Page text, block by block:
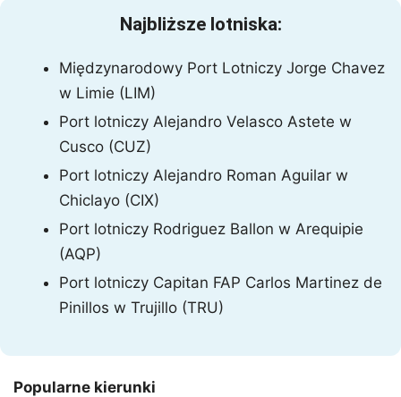
Najbliższe lotniska:
Międzynarodowy Port Lotniczy Jorge Chavez
w Limie (LIM)
Port lotniczy Alejandro Velasco Astete w
Cusco (CUZ)
Port lotniczy Alejandro Roman Aguilar w
Chiclayo (CIX)
Port lotniczy Rodriguez Ballon w Arequipie
(AQP)
Port lotniczy Capitan FAP Carlos Martinez de
Pinillos w Trujillo (TRU)
Popularne kierunki